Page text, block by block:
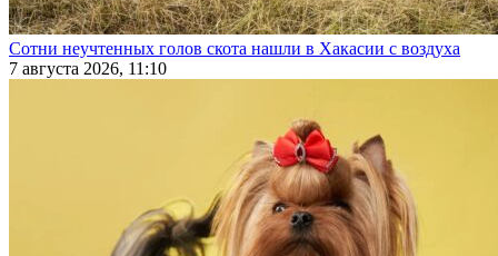
Сотни неучтенных голов скота нашли в Хакасии с воздуха
7 августа 2026, 11:10